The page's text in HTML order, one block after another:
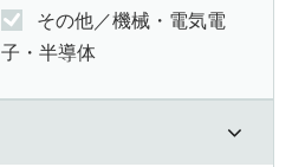
その他／機械・電気電
子・半導体